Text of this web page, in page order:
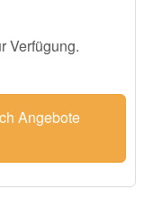
Verfügung.
Angebote